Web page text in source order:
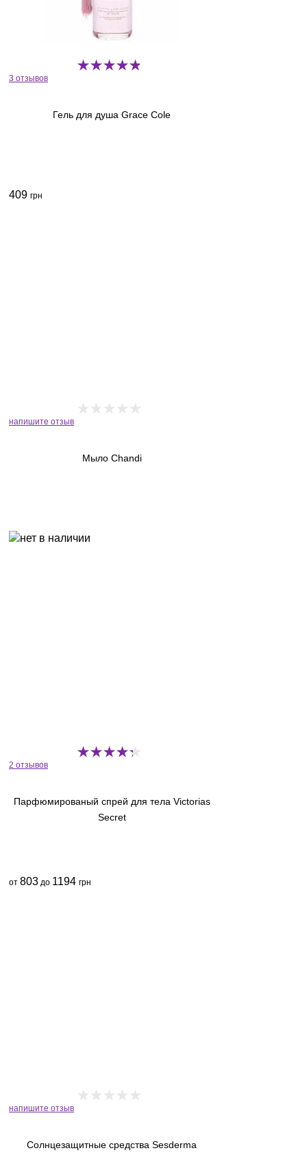
3 отзывов
Гель для душа Grace Cole
409 грн
напишите отзыв
Мыло Chandi
2 отзывов
Парфюмированый спрей для тела Victorias
Secret
от 803 до 1194 грн
напишите отзыв
Солнцезащитные средства Sesderma